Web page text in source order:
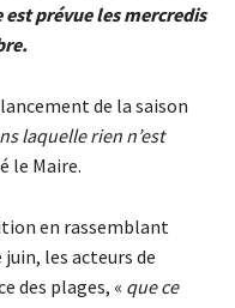
prévue les mercredis
de la saison
laquelle rien n’est
le Maire.
en rassemblant
les acteurs de
des plages, « que ce